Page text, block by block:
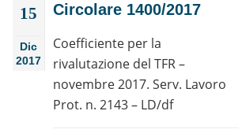
15
Dic
2017
Circolare 1400/2017
Coefficiente per la
rivalutazione del TFR –
novembre 2017. Serv. Lavoro
Prot. n. 2143 – LD/df